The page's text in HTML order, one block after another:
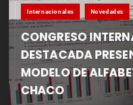
Internacionales Novedades
CONGRESO
DESTACADA
MODELO DE
CHACO